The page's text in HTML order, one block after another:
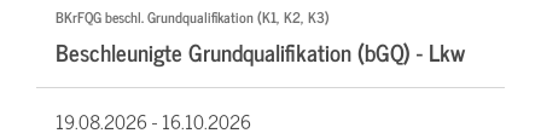
BKrFQG beschl. Grundqualifikation (K1, K2, K3)
Beschleunigte Grundqualifikation (bGQ) - Lkw
19.08.2026 -16.10.2026